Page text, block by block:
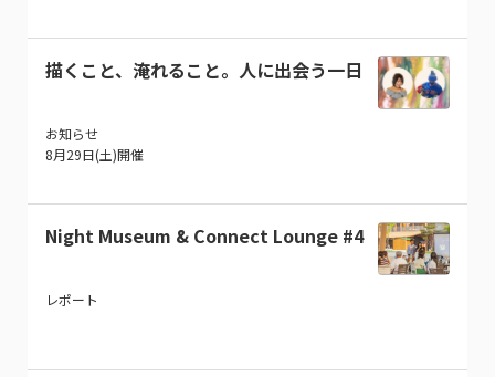
描くこと、淹れること。人に出会う一日
お知らせ
8月29日(土)開催
Night Museum & Connect Lounge #4
レポート